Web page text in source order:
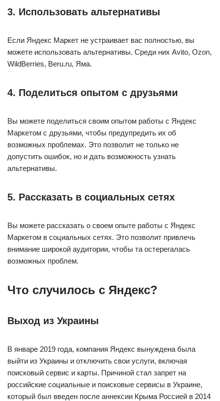
3. Использовать альтернативы
Если Яндекс Маркет не устраивает вас полностью, вы
можете использовать альтернативы. Среди них Avito, Ozon,
WildBerries, Beru.ru, Яма.
4. Поделиться опытом с друзьями
Вы можете поделиться своим опытом работы с Яндекс
Маркетом с друзьями, чтобы предупредить их об
возможных проблемах. Это позволит не только не
допустить ошибок, но и дать возможность узнать
альтернативы.
5. Рассказать в социальных сетях
Вы можете рассказать о своем опыте работы с Яндекс
Маркетом в социальных сетях. Это позволит привлечь
внимание широкой аудитории, чтобы та остерегалась
возможных проблем.
Что случилось с Яндекс?
Выход из Украины
В январе 2019 года, компания Яндекс вынуждена была
выйти из Украины и отключить свои услуги, включая
поисковый сервис и карты. Причиной стал запрет на
российские социальные и поисковые сервисы в Украине,
который был введен после аннексии Крыма Россией в 2014